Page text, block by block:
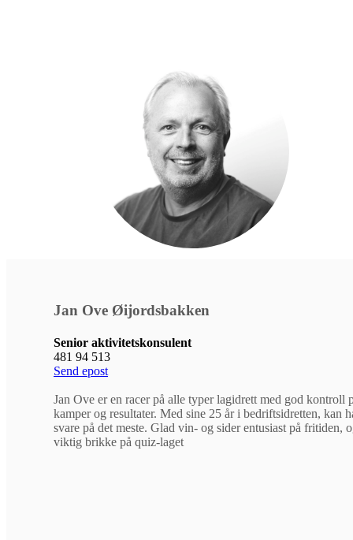
Jan Ove Øijordsbakken
Senior aktivitetskonsulent
481 94 513
Send epost
Jan Ove er en racer på alle typer lagidrett med god kontroll
kamper og resultater. Med sine 25 år i bedriftsidretten, kan
svare på det meste. Glad vin- og sider entusiast på fritiden,
viktig brikke på quiz-laget